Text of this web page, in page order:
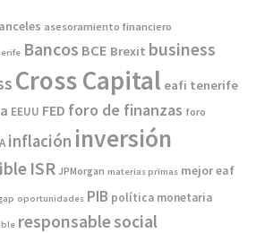
asesoramiento financiero
Bancos BCE Brexit business
Cross Capital eafi tenerife
EEUU FED foro de finanzas foro
inflación inversión
ISR JPMorgan materias primas mejor eaf
oportunidades PIB política monetaria
responsablesocial